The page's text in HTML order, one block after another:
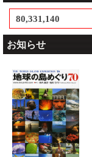
80,331,140
お知らせ